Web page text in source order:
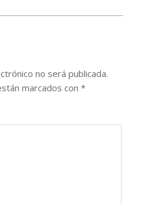
no será publicada.
marcados con *